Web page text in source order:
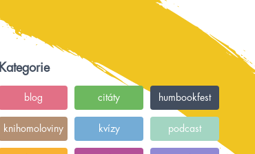
Kategorie
blog citáty humbookfest
knihomoloviny kvízy podcast